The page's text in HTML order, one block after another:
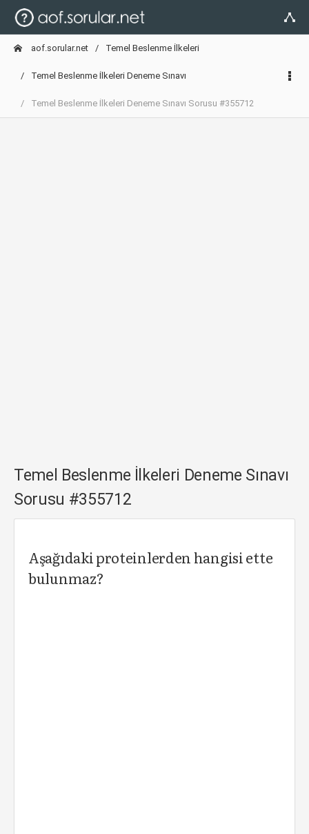
aof.sorular.net Temel Beslenme İlkeleri
Temel Beslenme İlkeleri Deneme Sınavı
Temel Beslenme İlkeleri Deneme Sınavı Sorusu #355712
Temel Beslenme İlkeleri Deneme Sınavı
Sorusu #355712
Aşağıdaki proteinlerden hangisi ette
bulunmaz?